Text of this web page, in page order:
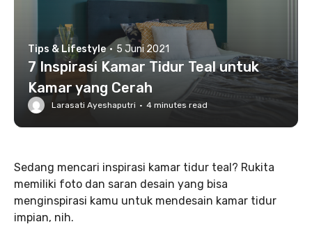
Tips & Lifestyle · 5 Juni 2021
7 Inspirasi Kamar Tidur Teal untuk
Kamar yang Cerah
Larasati Ayeshaputri · 4 minutes read
Sedang mencari inspirasi kamar tidur teal? Rukita
memiliki foto dan saran desain yang bisa
menginspirasi kamu untuk mendesain kamar tidur
impian, nih.